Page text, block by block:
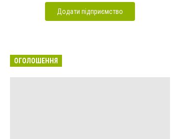
Додати підприємство
ОГОЛОШЕННЯ